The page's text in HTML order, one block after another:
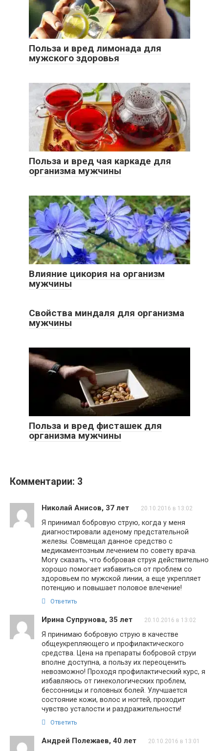
Польза и вред лимонада для
мужского здоровья
Польза и вред чая каркаде для
организма мужчины
Влияние цикория на организм
мужчины
Свойства миндаля для организма
мужчины
Польза и вред фисташек для
организма мужчины
Комментарии: 3
Николай Анисов, 37 лет 20.10.2016 в 13:02
Я принимал бобровую струю, когда у меня
диагностировали аденому предстательной
железы. Совмещал данное средство с
медикаментозным лечением по совету врача.
Могу сказать, что бобровая струя действительно
хорошо помогает избавиться от проблем со
здоровьем по мужской линии, а еще укрепляет
потенцию и повышает половое влечение!
Ответить
Ирина Супрунова, 35 лет 20.10.2016 в 13:02
Я принимаю бобровую струю в качестве
общеукрепляющего и профилактического
средства. Цена на препараты бобровой струи
вполне доступна, а пользу их переоценить
невозможно! Проходя профилактический курс, я
избавляюсь от гинекологических проблем,
бессонницы и головных болей. Улучшается
состояние кожи, волос и ногтей, проходит
чувство усталости и раздражительности!
Ответить
Андрей Полежаев, 40 лет 20.10.2016 в 13:01